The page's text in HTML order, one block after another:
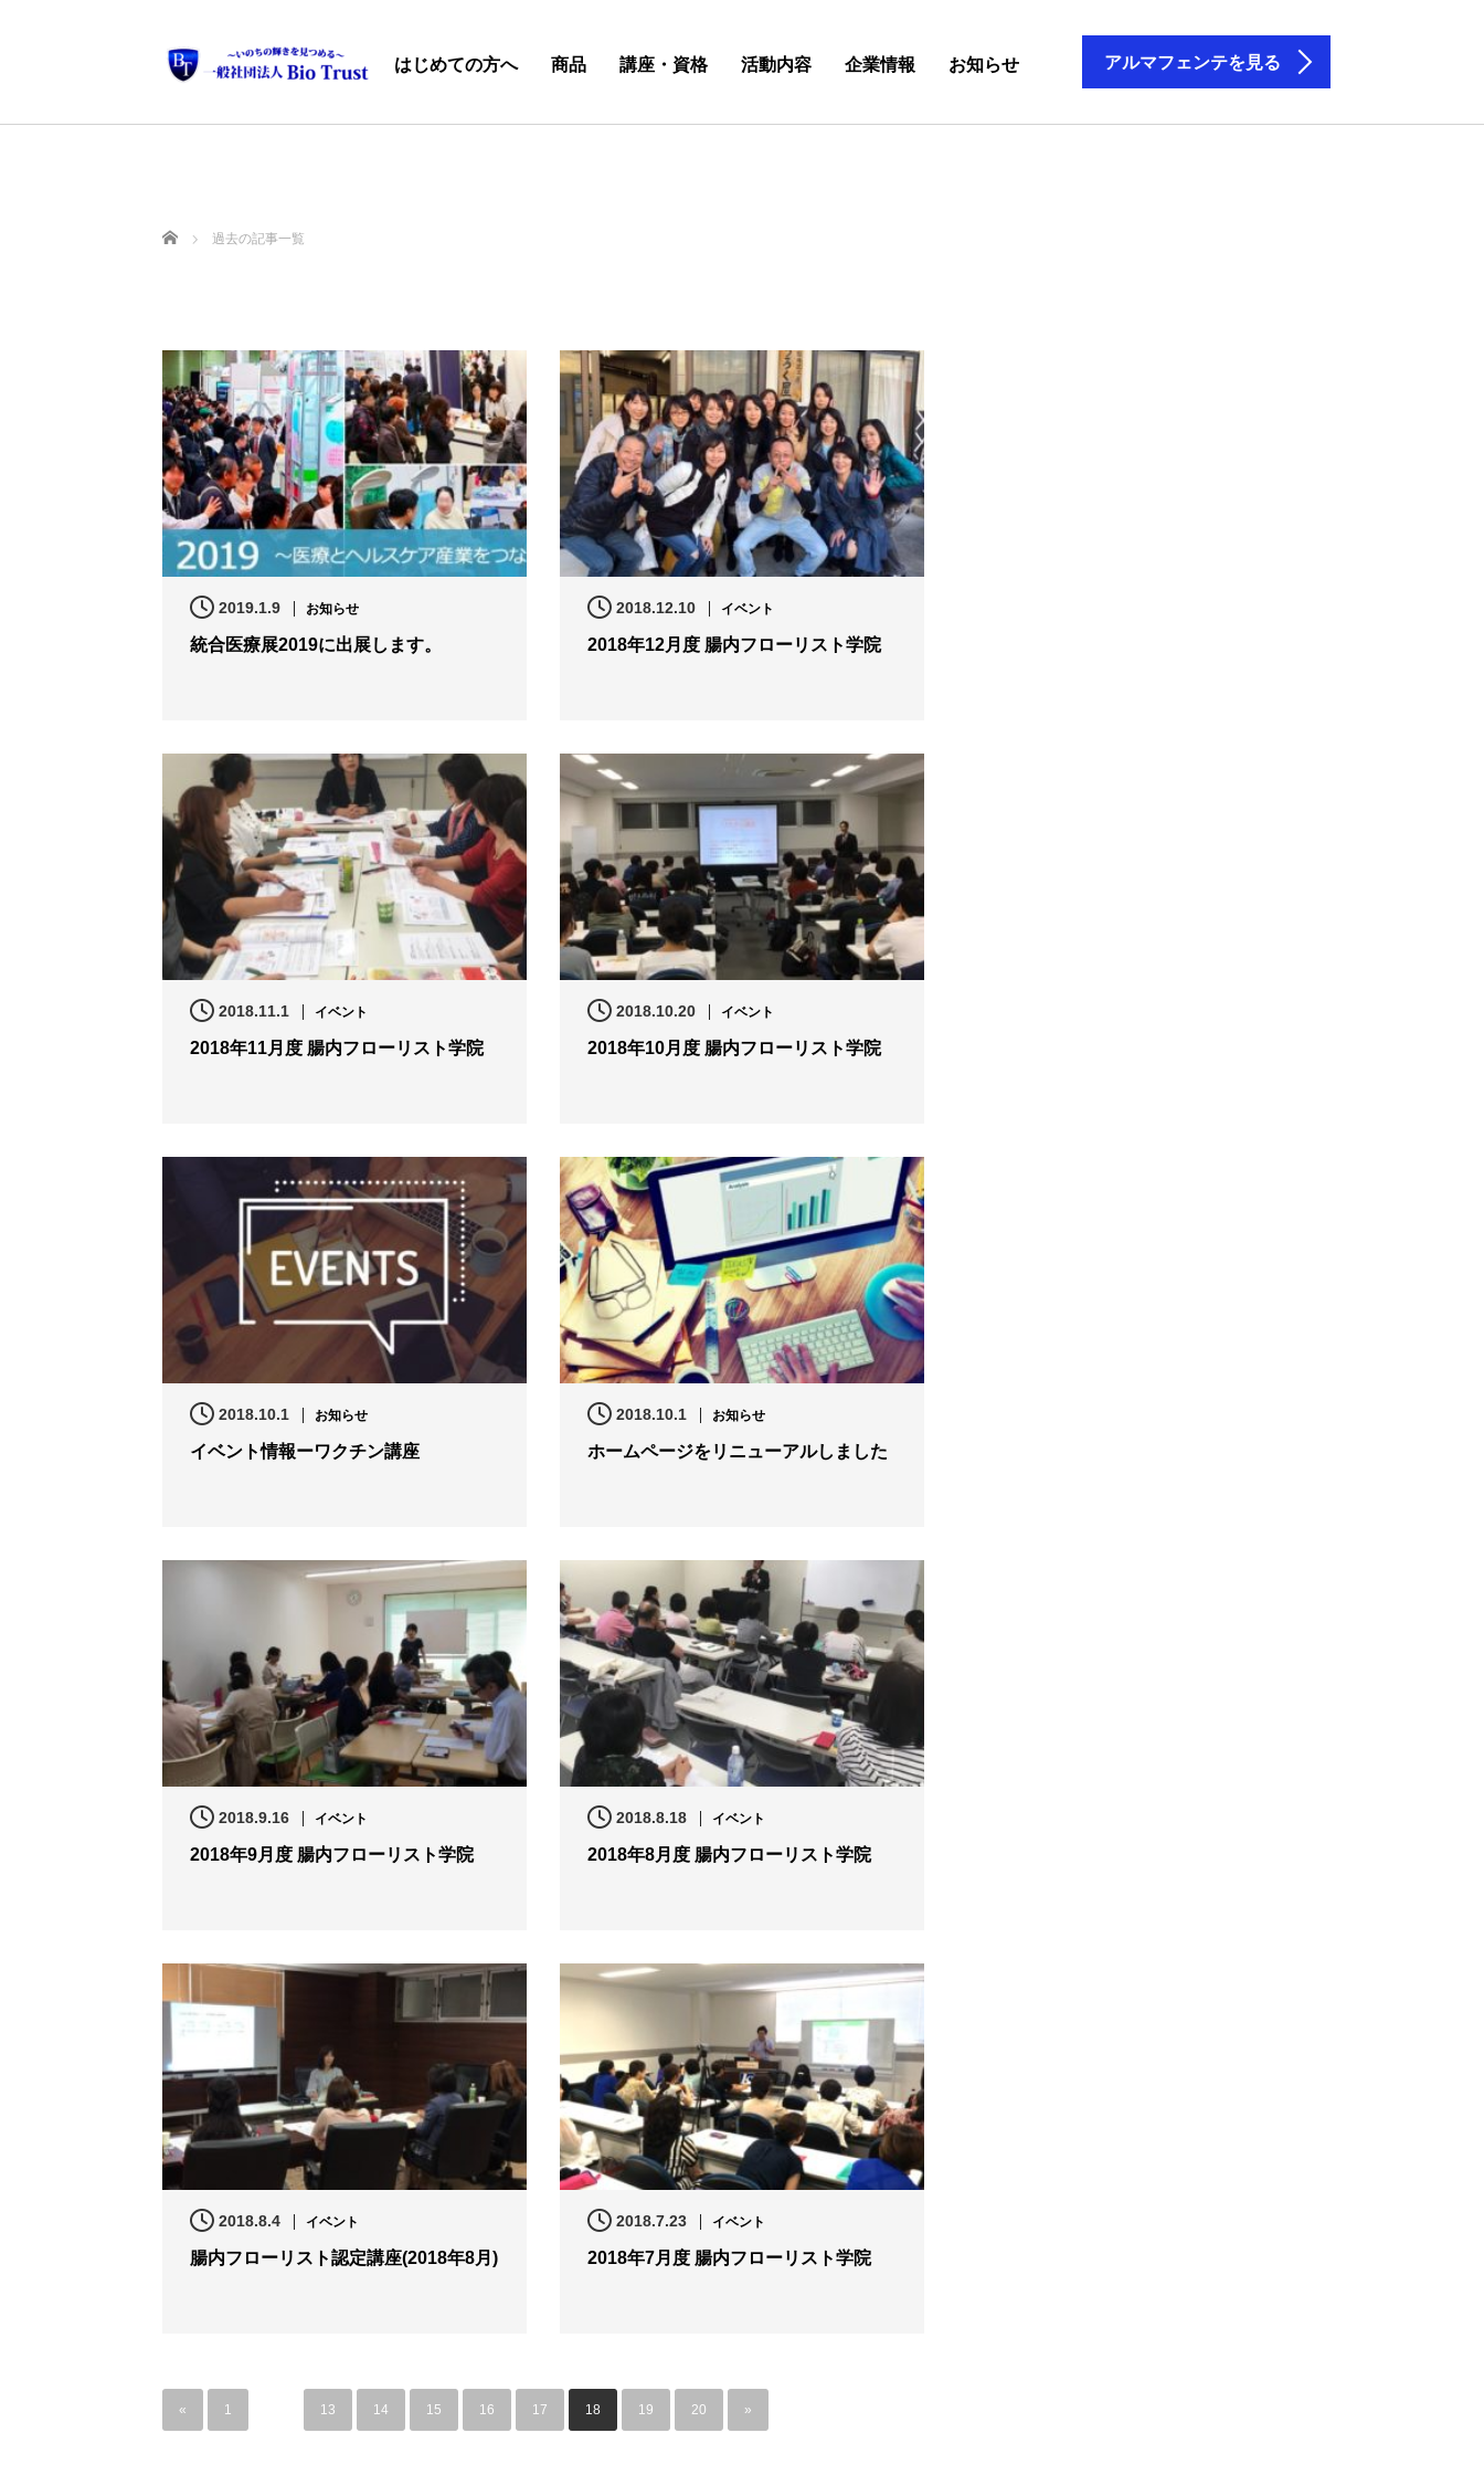
はじめての方へ 商品 講座・資格 活動内容 企業情報 お知らせ アルマフェンテを見る
ホーム 過去の記事一覧
2019.1.9 お知らせ
統合医療展2019に出展します。
2018.12.10 イベント
2018年12月度 腸内フローリスト学院
2018.11.1 イベント
2018年11月度 腸内フローリスト学院
2018.10.20 イベント
2018年10月度 腸内フローリスト学院
2018.10.1 お知らせ
イベント情報ーワクチン講座
2018.10.1 お知らせ
ホームページをリニューアルしました
2018.9.16 イベント
2018年9月度 腸内フローリスト学院
2018.8.18 イベント
2018年8月度 腸内フローリスト学院
2018.8.4 イベント
腸内フローリスト認定講座(2018年8月)
2018.7.23 イベント
2018年7月度 腸内フローリスト学院
« 1 13 14 15 16 17 18 19 20 »